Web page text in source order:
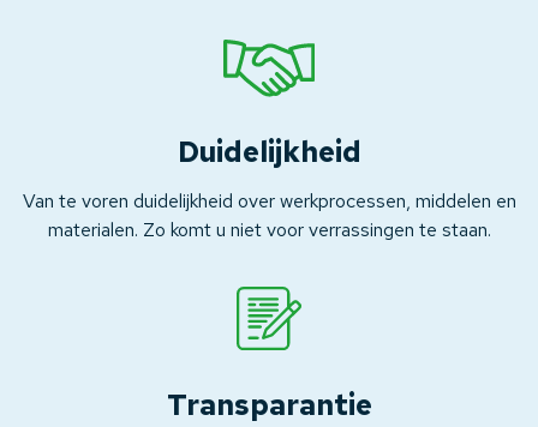
Duidelijkheid
Van te voren duidelijkheid over werkprocessen, middelen en
materialen. Zo komt u niet voor verrassingen te staan.
Transparantie